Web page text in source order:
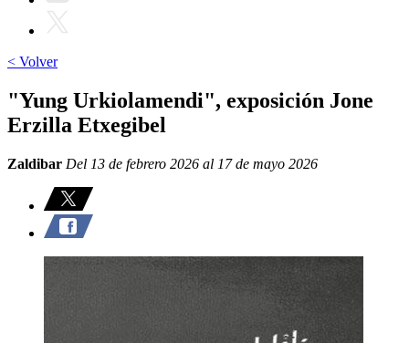
< Volver
"Yung Urkiolamendi", exposición Jone
Erzilla Etxegibel
Zaldibar Del 13 de febrero 2026 al 17 de mayo 2026